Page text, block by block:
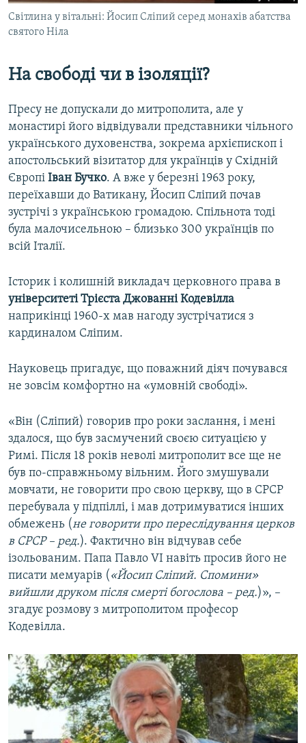
Світлина у вітальні: Йосип Сліпий серед монахів абатства
святого Ніла
На свободі чи в ізоляції?
Пресу не допускали до митрополита, але у
монастирі його відвідували представники чільного
українського духовенства, зокрема архієпископ і
апостольський візитатор для українців у Східній
Європі Іван Бучко. А вже у березні 1963 року,
переїхавши до Ватикану, Йосип Сліпий почав
зустрічі з українською громадою. Спільнота тоді
була малочисельною – близько 300 українців по
всій Італії.
Історик і колишній викладач церковного права в
університеті Трієста Джованні Кодевілла
наприкінці 1960-х мав нагоду зустрічатися з
кардиналом Сліпим.
Науковець пригадує, що поважний діяч почувався
не зовсім комфортно на «умовній свободі».
«Він (Сліпий) говорив про роки заслання, і мені
здалося, що був засмучений своєю ситуацією у
Римі. Після 18 років неволі митрополит все ще не
був по-справжньому вільним. Його змушували
мовчати, не говорити про свою церкву, що в СРСР
перебувала у підпіллі, і мав дотримуватися інших
обмежень (не говорити про переслідування церков
в СРСР – ред.). Фактично він відчував себе
ізольованим. Папа Павло VI навіть просив його не
писати мемуарів ( «Йосип Сліпий. Спомини»
вийшли друком після смерті богослова – ред.)», –
згадує розмову з митрополитом професор
Кодевілла.